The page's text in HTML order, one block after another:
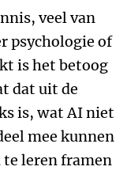
veel van
psychologie of
is het betoog
dat uit de
is, wat AI niet
mee kunnen
te leren framen